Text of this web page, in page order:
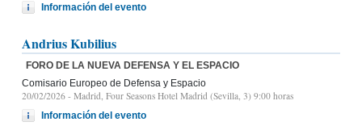
Información del evento
Andrius Kubilius
FORO DE LA NUEVA DEFENSA Y EL ESPACIO
Comisario Europeo de Defensa y Espacio
20/02/2026 - Madrid, Four Seasons Hotel Madrid (Sevilla, 3) 9:00 horas
Información del evento